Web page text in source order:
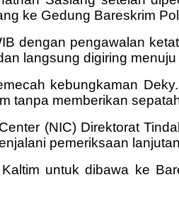
ke Gedung Bareskrim
dengan pengawalan
langsung digiring
kebungkaman
tanpa memberikan
(NIC) Direktorat
pemeriksaan
untuk dibawa ke